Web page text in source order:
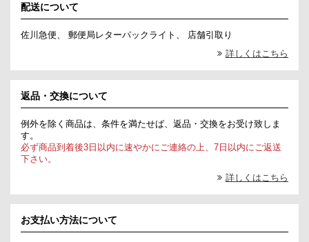
配送について
佐川急便、 郵便局レターパックライト、 店舗引取り
詳しくはこちら
返品・交換について
例外を除く商品は、条件を満たせば、返品・交換をお受け致しま
す。
必ず商品到着後3日以内に速やかにご連絡の上、7日以内にご返送
下さい。
詳しくはこちら
お支払い方法について